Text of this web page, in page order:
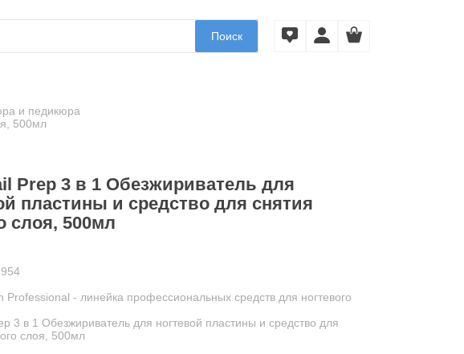
Поиск
и педикюра
500мл
Prep 3 в 1 Обезжириватель для
пластины и средство для снятия
слоя, 500мл
Professional - линейка профессиональных средств для ногтевого
3 в 1 Обезжириватель для ногтевой пластины и средство для
слоя, 500мл